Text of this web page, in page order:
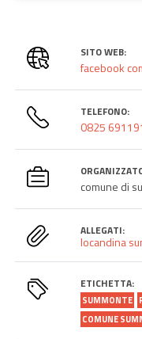
SITO WEB:
facebook
TELEFONO:
0825
comune di
ALLEGATI:
locandina
ETICHETTA:
SUMMONTE
COMUNE